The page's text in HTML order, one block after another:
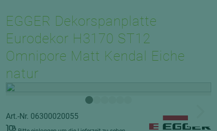
EGGER Dekorspanplatte
Eurodekor H3170 ST12
Omnipore Matt Kendal Eiche
natur
Art.-Nr. 06300020055